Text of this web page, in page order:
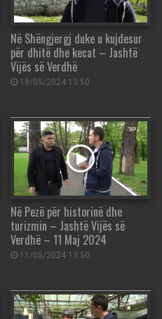
Në Shëngjergj duke u kujdesur
për dhitë dhe kecat – Jashtë
Vijës së Verdhë
18/05/2024 13:50
Në Pezë për historinë dhe
turizmin – Jashtë Vijës së
Verdhë – 11 Maj 2024
11/05/2024 13:50